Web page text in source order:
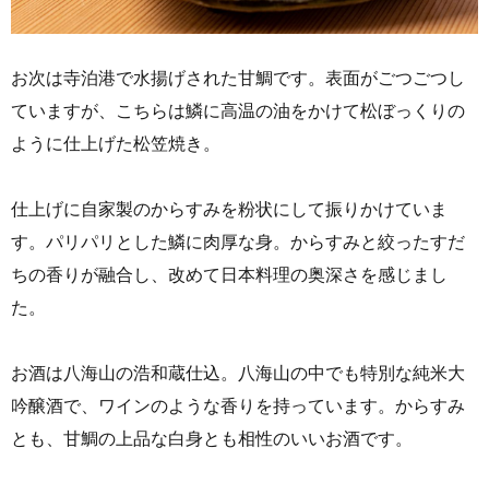
お次は寺泊港で水揚げされた甘鯛です。表面がごつごつし
ていますが、こちらは鱗に高温の油をかけて松ぼっくりの
ように仕上げた松笠焼き。
仕上げに自家製のからすみを粉状にして振りかけていま
す。パリパリとした鱗に肉厚な身。からすみと絞ったすだ
ちの香りが融合し、改めて日本料理の奥深さを感じまし
た。
お酒は八海山の浩和蔵仕込。八海山の中でも特別な純米大
吟醸酒で、ワインのような香りを持っています。からすみ
とも、甘鯛の上品な白身とも相性のいいお酒です。